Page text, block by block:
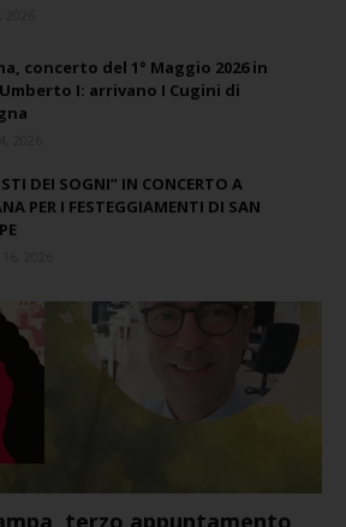
concerto del 1° Maggio 2026 in
I: arrivano I Cugini di
DEI SOGNI” IN CONCERTO A
PER I FESTEGGIAMENTI DI SAN
terzo appuntamento